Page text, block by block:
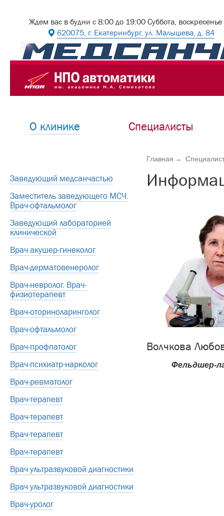
Ждем вас в будни с 8:00 до 19:00 Суббота,
620075, г. Екатеринбург, ул. Малышева, д. 84
О клинике Специалисты
Главная
Волчкова
Фельдшер-
Заведующий медсанчастью
Заместитель заведующего МСЧ.
Врач-офтальмолог
Заведующий лабораторией
клинической
Врач акушер-гинеколог
Врач-дерматовенеролог
Врач-невролог. Врач-
физиотерапевт
Врач-оториноларинголог
Врач-офтальмолог
Врач-профпатолог
Врач-психиатр-нарколог
Врач-ревматолог
Врач-терапевт
Врач-терапевт
Врач-терапевт
Врач-терапевт
Врач ультразвуковой диагностики
Врач ультразвуковой диагностики
Врач-уролог